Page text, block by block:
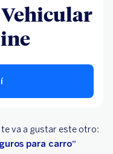
va a gustar este otro:
para carro”